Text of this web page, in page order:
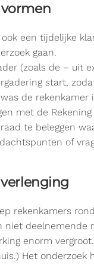
een tijdelijke
gaan.
(zoals de – uit
start,
de
met de
te beleggen
of
rekenkamers
niet deelnemende
enorm
Het onderzoek